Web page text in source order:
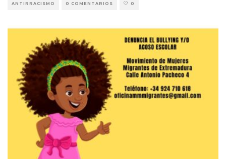
ANTIRRACISMO 0 COMENTARIOS 0